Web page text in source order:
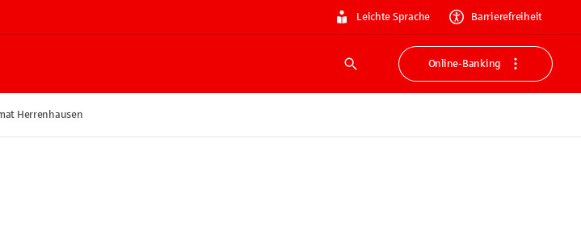
Leichte Sprache Barrierefreiheit
Suche
Online-Banking
Herrenhausen